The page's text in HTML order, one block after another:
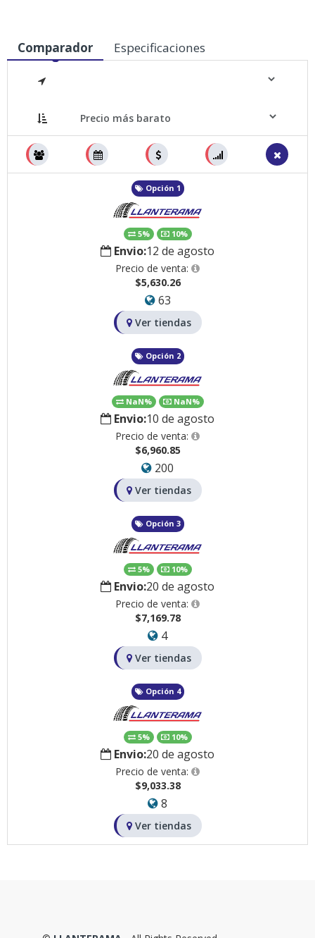
Medidas
Comparador Especificaciones
Opción 1
5% 10%
Envio:12 de agosto
Precio de venta:
$5,630.26
63
Ver tiendas
Opción 2
NaN% NaN%
Envio:10 de agosto
Precio de venta:
$6,960.85
200
Ver tiendas
Opción 3
5% 10%
Envio:20 de agosto
Precio de venta:
$7,169.78
4
Ver tiendas
Opción 4
5% 10%
Envio:20 de agosto
Precio de venta:
$9,033.38
8
Ver tiendas